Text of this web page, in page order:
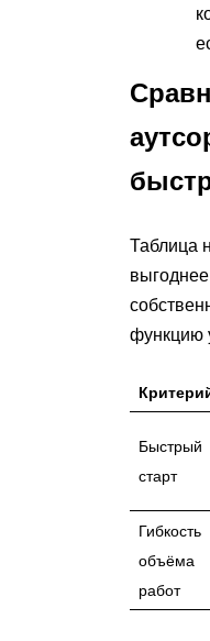
Таблица
функцию
Быстрый
старт
Гибкость
объёма
работ